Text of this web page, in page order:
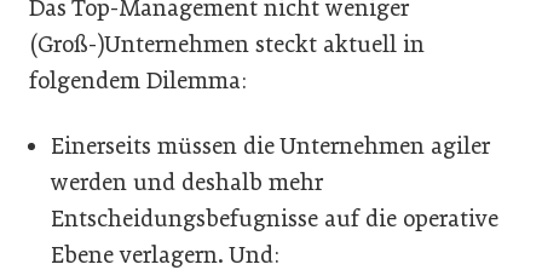
Das Top-Management nicht weniger
(Groß-)Unternehmen steckt aktuell in
folgendem Dilemma:
Einerseits müssen die Unternehmen agiler
werden und deshalb mehr
Entscheidungsbefugnisse auf die operative
Ebene verlagern. Und: